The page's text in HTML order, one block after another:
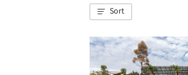
Sort